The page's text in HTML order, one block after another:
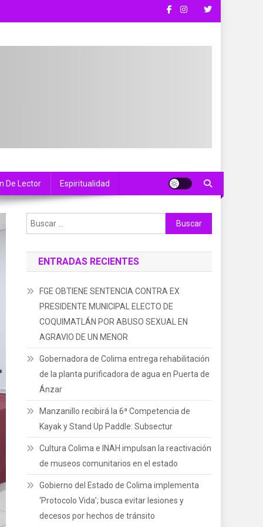
De Lector Espiritualidad
Buscar:
ENTRADAS RECIENTES
FGE OBTIENE SENTENCIA CONTRA EX
PRESIDENTE MUNICIPAL ELECTO DE
COQUIMATLÁN POR ABUSO SEXUAL EN
AGRAVIO DE UN MENOR
Gobernadora de Colima entrega rehabilitación
de la planta purificadora de agua en Puerta de
Ánzar
Manzanillo recibirá la 6ª Competencia de
Kayak y Stand Up Paddle: Subsectur
Cultura Colima e INAH impulsan la reactivación
de museos comunitarios en el estado
Gobierno del Estado de Colima implementa
‘Protocolo Vida’; busca evitar lesiones y
decesos por hechos de tránsito